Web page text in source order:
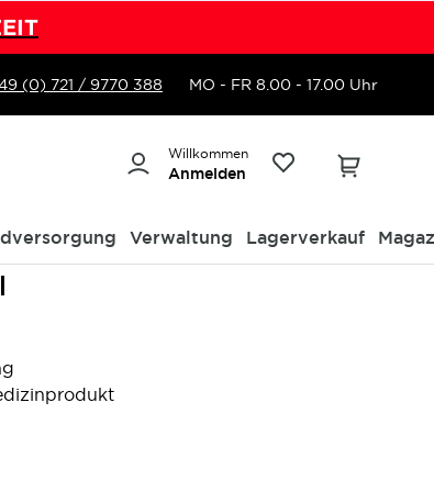
(0) 721 / 9770 388 MO - FR 8.00 - 17.00 Uhr
Willkommen
Anmelden
Verwaltung Lagerverkauf